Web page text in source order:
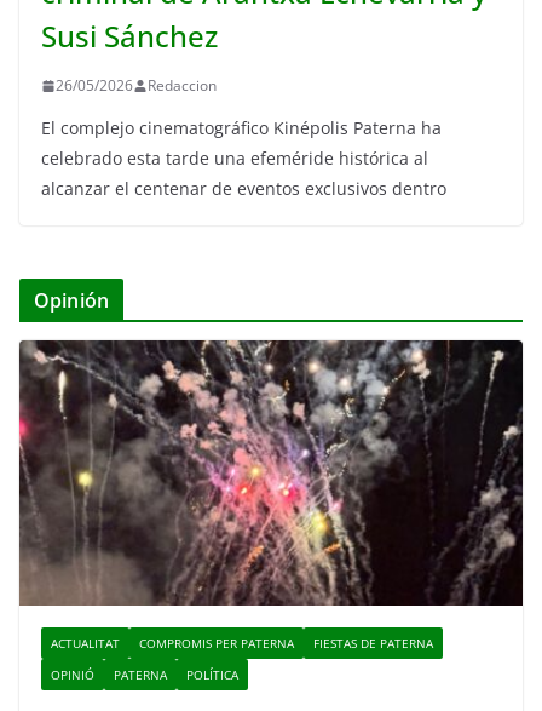
Susi Sánchez
26/05/2026 Redaccion
El complejo cinematográfico Kinépolis Paterna ha
celebrado esta tarde una efeméride histórica al
alcanzar el centenar de eventos exclusivos dentro
Opinión
ACTUALITAT COMPROMIS PER PATERNA
FIESTAS DE PATERNA
OPINIÓ
PATERNA POLÍTICA